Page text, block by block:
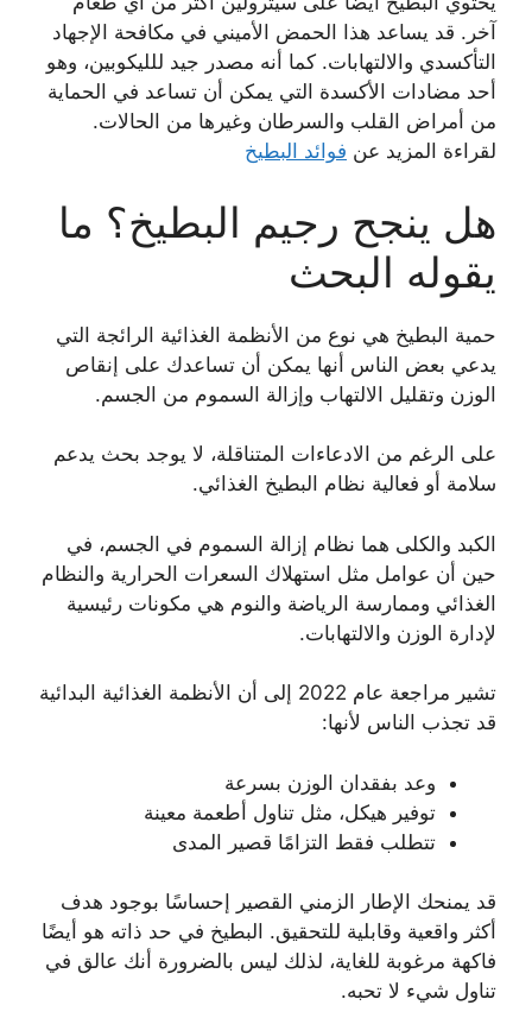
آخر. قد يساعد هذا الحمض الأميني في مكافحة الإجهاد
التأكسدي والالتهابات. كما أنه مصدر جيد للليكوبين، وهو
أحد مضادات الأكسدة التي يمكن أن تساعد في الحماية
من أمراض القلب والسرطان وغيرها من الحالات.
لقراءة المزيد عن فوائد البطيخ
هل ينجح رجيم البطيخ؟ ما
يقوله البحث
حمية البطيخ هي نوع من الأنظمة الغذائية الرائجة التي
يدعي بعض الناس أنها يمكن أن تساعدك على إنقاص
الوزن وتقليل الالتهاب وإزالة السموم من الجسم.
على الرغم من الادعاءات المتناقلة، لا يوجد بحث يدعم
سلامة أو فعالية نظام البطيخ الغذائي.
الكبد والكلى هما نظام إزالة السموم في الجسم، في
حين أن عوامل مثل استهلاك السعرات الحرارية والنظام
الغذائي وممارسة الرياضة والنوم هي مكونات رئيسية
لإدارة الوزن والالتهابات.
تشير مراجعة عام 2022 إلى أن الأنظمة الغذائية البدائية
قد تجذب الناس لأنها:
وعد بفقدان الوزن بسرعة
توفير هيكل، مثل تناول أطعمة معينة
تتطلب فقط التزامًا قصير المدى
قد يمنحك الإطار الزمني القصير إحساسًا بوجود هدف
أكثر واقعية وقابلية للتحقيق. البطيخ في حد ذاته هو أيضًا
فاكهة مرغوبة للغاية، لذلك ليس بالضرورة أنك عالق في
تناول شيء لا تحبه.